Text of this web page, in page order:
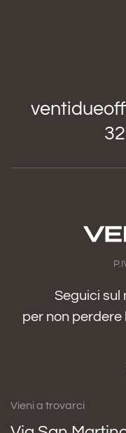
Seguici sul
per non perdere
Vieni a trovarci